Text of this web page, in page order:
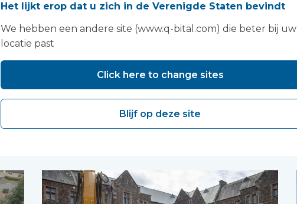
Het lijkt erop dat u zich in de Verenigde Staten bevindt
We hebben een andere site (www.q-bital.com) die beter bij uw
locatie past
Click here to change sites
Blijf op deze site